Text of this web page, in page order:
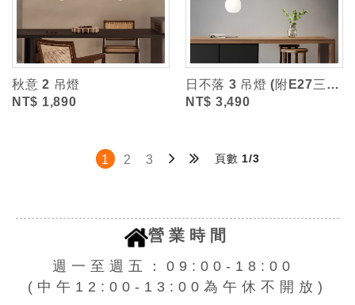
秋意 2 吊燈
NT$ 1,890
日不落 3 吊燈 (附E27三色光燈泡)
NT$ 3,490
1 2 3 頁數 1/3
營業時間
週一至週五：09:00-18:00
(中午12:00-13:00為午休不開放)